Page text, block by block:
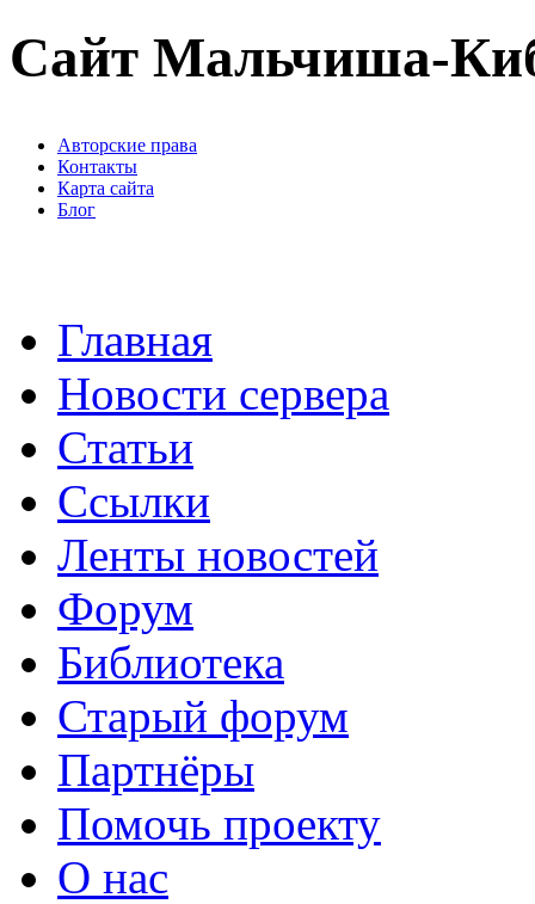
Сайт Мальчиша-
Авторские права
Контакты
Карта сайта
Блог
Главная
Новости сервера
Статьи
Ссылки
Ленты новостей
Форум
Библиотека
Старый форум
Партнёры
Помочь проекту
О нас